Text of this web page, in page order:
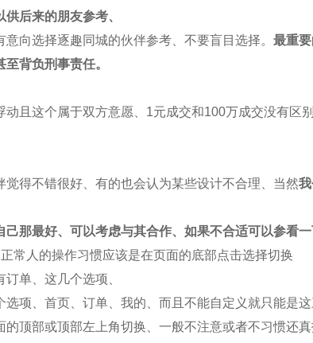
后来的朋友参考、
意向选择逐趣同城的伙伴参考、不要盲目选择。 最重要
背负刑事责任。
且这个属于双方意愿、 1元成交和100万成交没有区
得不错很好、有的也会认为某些设计不合理、当然
那最好、可以考虑与其合作、如果不合适可以参看
常人的操作习惯应该是在页面的底部点击选择切换
单、这几个选项、
项、首页、订单、我的、而且不能自定义就只能是这
顶部或顶部左上角切换、一般不注意或者不习惯还真